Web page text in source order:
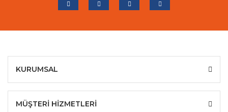
KURUMSAL
MÜŞTERİ HİZMETLERİ